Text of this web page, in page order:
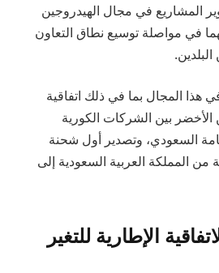
المشاريع في مجال الهيدروجين
في مواصلة توسيع نطاق التعاون
في هذا المجال بما في ذلك اتفاقية
الأخضر بين الشركات الكورية
السعودي، وتصدير أول شحنة
من المملكة العربية السعودية إلى
الإطارية للتغير